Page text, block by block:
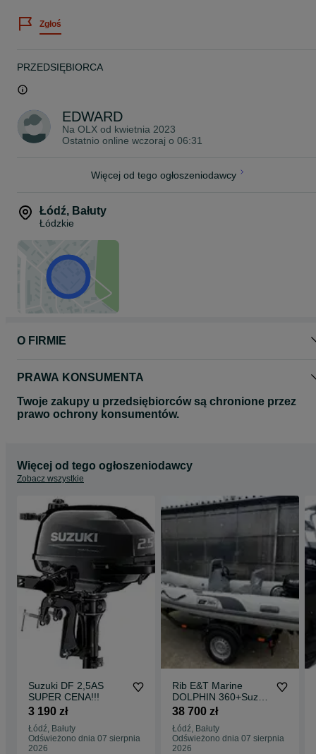
Fotel kierowcy umożliwiający prowadzenie w pozycji siedzącej lub
półsiedzącej
4 knagi ze stali nierdzewnej
Lewy trap rufowy ze składana drabinką ze stali nierdzewnej
Zestaw naprawczy
Pompka do pompowania, para wioseł
(w USA wyłącznie 70 l / 19 gal)
prysznicem
Przechylny pałąk radarowy ze stali nierdzewnej z oświetleniem
nawigacyjnym i klaksonem
Reflektor
Przednie przedłużenie platformy do opalania z stołem, zawierające
płyty i poduszki; środkowa płyta wyposażona jest w stalową nogę,
która może pełnić funkcję stołu
Uchwyt pomocniczego silnika
Pompa zęzowa
Panel bezpiecznikowy
Zgłoś
PRZEDSIĘBIORCA
EDWARD
Na OLX od kwietnia 2023
Ostatnio online wczoraj o 06:31
Więcej od tego ogłoszeniodawcy
Łódź, Bałuty
Łódzkie
O FIRMIE
PRAWA KONSUMENTA
Twoje zakupy u przedsiębiorców są chronione przez
prawo ochrony konsumentów.
Więcej od tego ogłoszeniodawcy
Zobacz wszystkie
Suzuki DF 2,5AS
SUPER CENA!!!
3 190 zł
Łódź, Bałuty
Odświeżono dnia 07 sierpnia
2026
Rib E&T Marine
DOLPHIN 360+Suzuki
DF20 ARS Cena lato
38 700 zł
Łódź, Bałuty
Odświeżono dnia 07 sierpnia
2026